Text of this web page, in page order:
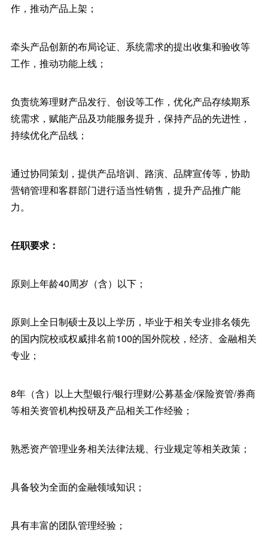
作，推动产品上架；
牵头产品创新的布局论证、系统需求的提出收集和验收等
工作，推动功能上线；
负责统筹理财产品发行、创设等工作，优化产品存续期系
统需求，赋能产品及功能服务提升，保持产品的先进性，
持续优化产品线；
通过协同策划，提供产品培训、路演、品牌宣传等，协助
营销管理和客群部门进行适当性销售，提升产品推广能
力。
任职要求：
原则上年龄40周岁（含）以下；
原则上全日制硕士及以上学历，毕业于相关专业排名领先
的国内院校或权威排名前100的国外院校，经济、金融相关
专业；
8年（含）以上大型银行/银行理财/公募基金/保险资管/券商
等相关资管机构投研及产品相关工作经验；
熟悉资产管理业务相关法律法规、行业规定等相关政策；
具备较为全面的金融领域知识；
具有丰富的团队管理经验；